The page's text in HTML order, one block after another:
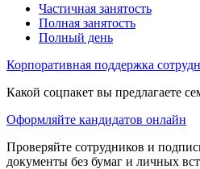
Частичная занятость
Полная занятость
Полный день
Корпоративная поддержка
Какой соцпакет вы предлагаете
Оформляйте кандидатов онлайн
Проверяйте сотрудников и
документы без бумаг и личных